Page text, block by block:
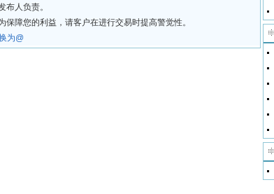
人负责。
障您的利益，请客户在进行交易时提高警觉性。
为@